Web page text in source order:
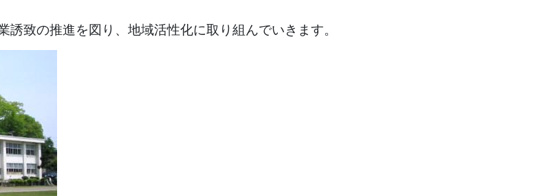
致の推進を図り、地域活性化に取り組んでいきます。